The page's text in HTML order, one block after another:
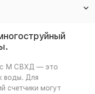
М СВХД — это
воды. Для
счетчики могут